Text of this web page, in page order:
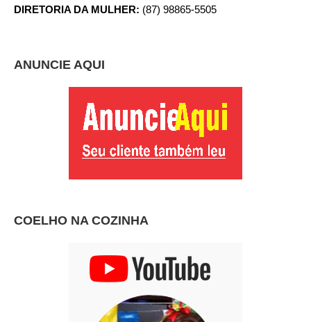
DIRETORIA DA MULHER: (87) 98865-5505
ANUNCIE AQUI
COELHO NA COZINHA